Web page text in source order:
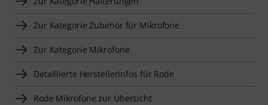
Zur Kategorie Zubehör für Mikrofone
Zur Kategorie Mikrofone
Detaillierte Herstellerinfos für Rode
Rode Mikrofone zur Übersicht